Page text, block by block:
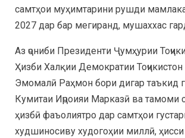
самтҳои муҳимтарини рушди
2027 дар бар мегиранд, мушаххас
Аз ҷониби Президенти Ҷумҳурии
Ҳизби Халқии Демократии
Эмомалӣ Раҳмон бори дигар таъкид
Кумитаи Иҷроияи Марказӣ ва тамоми
ҳизбӣ фаъолиятро дар самтҳои
худшиносиву худогоҳии миллӣ, ҳисси